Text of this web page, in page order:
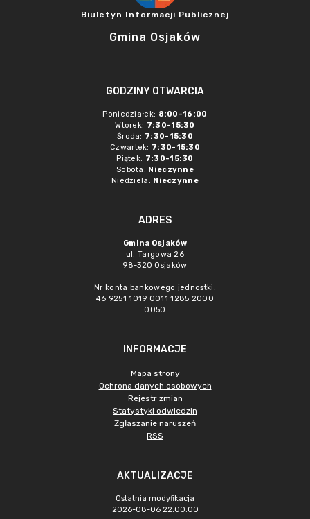
Biuletyn Informacji Publicznej
Gmina Osjaków
GODZINY OTWARCIA
Poniedziałek: 8:00-16:00
Wtorek: 7:30-15:30
Środa: 7:30-15:30
Czwartek: 7:30-15:30
Piątek: 7:30-15:30
Sobota: Nieczynne
Niedziela: Nieczynne
ADRES
Gmina Osjaków
ul. Targowa 26
98-320 Osjaków
Nr konta bankowego jednostki:
46 9251 1019 0011 1285 2000
0050
INFORMACJE
Mapa strony
Ochrona danych osobowych
Rejestr zmian
Statystyki odwiedzin
Zgłaszanie naruszeń
RSS
AKTUALIZACJE
Ostatnia modyfikacja
2026-08-06 22:00:00